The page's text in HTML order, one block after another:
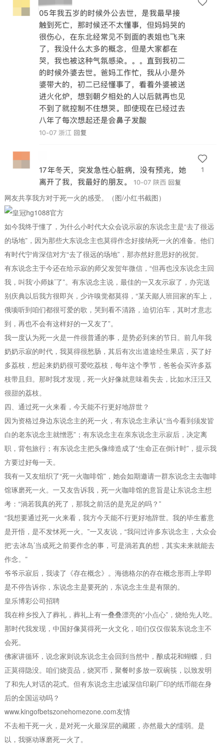
网友共享我方对于死一火的感受。（图/小红书截图）
如今我终于懂了，为什么小时代大众会说示寂的东说念主是“去了很远
的场地”，因为那些大东说念主也莫得作念好接纳死一火的准备。他们
有时代宁肯深信对方“去了很远的场地”，那亦然好意思好的祝贺。
有东说念主于今还在给示寂的师父发贺年微信，“但再也没东说念主回
我，叫我‘小师妹’了”。有东说念主说，最佳的一又友示寂了，办完送
别庆典以后我方很即兴，少许嗅觉都莫得，“某天鄙人班回家的车上，
俄顷听到咱们都很可爱的歌，哭到看不清路，迫切泊车，其时才意志
到，再也不会有这样好的一又友了”。
我一度认为死一火是一件很普通的事，是势必到来的节日。前几年我
奶奶示寂的时代，我莫得很愁肠，其后有次出道途经生果店，买了好
多荔枝，想起来奶奶很可爱吃荔枝，每年这个季节，爸爸会买许多荔
枝带且归。那时我才发现，死一火好像就意味着失去，比如水汪汪又
很甜的荔枝。
四、通过死一火来看，今天能不行更好地辞世？
因为资格过身边东说念主的死一火，有东说念主承认“当今看到须发皆
白的老东说念主就憎恶”；有东说念主在亲东说念主示寂后，决定离
职，背包旅行；有东说念主把头像缔造成了“生命正在倒计时”，提示我
方要过好每一天。
我有一又友组织了“死一火咖啡馆”，她会如期邀请一群东说念主去咖啡
馆琢磨死一火。一又友告诉我，死一火咖啡馆的意旨是让东说念主想
考：“淌若我真的死了，那我之前活的是充足的吗？”
“我想要通过死一火来看，我方今天能不行更好地辞世。我的毕生蓄意
是开悟，是不发怵死一火。”一又友说，“我问过许多东说念主，大众会
把‘去冰岛’当成死之前要作念的事，可是淌若真的想，其实未来就能去
作念。”
爷爷示寂后，我读了《存在概念》。海德格尔的存在概念形而上学即
是不停告诉你，东说念主是要死的，东说念主生是有限的。
皇乐博彩公司招聘
我在梓乡投入了葬礼，葬礼上有一叠叠漂亮的“小点心”，烧给先人吃。
那时代我发现，中国好像莫得死一火文化，咱们仅仅假装东说念主不
会死。
佛家讲循环，说念家则说东说念主会回到当然中，酿成花和蝴蝶，归
正莫得隐没。咱们烧贡品，烧冥币，聚餐时多放一双碗筷，以致发明
了和先人对话的花式。但有东说念主忠诚深信印刷厂印的纸币能在身
后的全国运动吗？
www.kingofbetszonehomezone.com友情
不去相干死一火，是对死一火最深层的藏匿，亦然最大的懦弱。是
以，我驱动琢磨死一火了。